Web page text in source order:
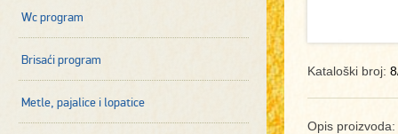
Wc program
Brisaći program
Metle, pajalice i lopatice
Kataloški broj:
Opis proizvoda: